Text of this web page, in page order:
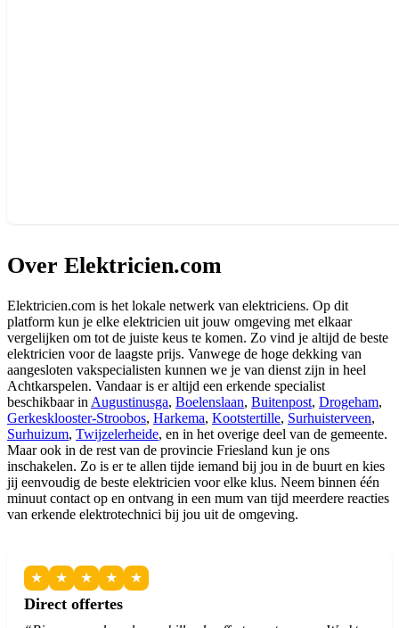
Over Elektricien.com
Elektricien.com is het lokale netwerk van elektriciens. Op dit
platform kun je elke elektricien uit jouw omgeving met elkaar
vergelijken om tot de juiste keus te komen. Zo vind je altijd de beste
elektricien voor de laagste prijs. Vanwege de hoge dekking van
aangesloten vakspecialisten kunnen we je van dienst zijn in heel
Achtkarspelen. Vandaar is er altijd een erkende specialist
beschikbaar in Augustinusga, Boelenslaan, Buitenpost, Drogeham,
Gerkesklooster-Stroobos, Harkema, Kootstertille, Surhuisterveen,
Surhuizum, Twijzelerheide, en in het overige deel van de gemeente.
Maar ook in de rest van de provincie Friesland kun je ons
inschakelen. Zo is er te allen tijde iemand bij jou in de buurt en kies
jij eenvoudig de beste elektricien voor elke klus. Neem binnen één
minuut contact op en ontvang in een mum van tijd meerdere reacties
van erkende elektrotechnici bij jou uit de omgeving.
★ ★ ★ ★ ★
Direct offertes